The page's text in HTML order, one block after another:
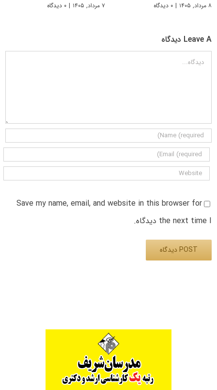
۸ مرداد, ۱۴۰۵ | ۰ دیدگاه ۷ مرداد, ۱۴۰۵ | ۰ دیدگاه
Leave A دیدگاه
دیدگاه
Save my name, email, and website in this browser for
the next time I دیدگاه.